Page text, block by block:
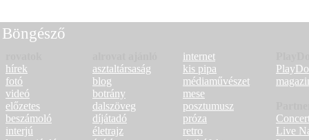
Böngésző
hírek
fotó
videó
előzetes
beszámoló
interjú
asztaltársaság
blog
botrány
dalszöveg
díjátadó
életrajz
internet
kis pipa
médiaművészet
mese
posztumusz
próza
retro
Live